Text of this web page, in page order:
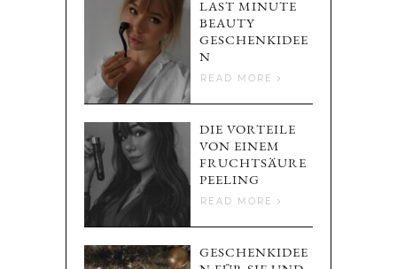
LAST MINUTE
BEAUTY
GESCHENKIDEE
N
READ MORE
DIE VORTEILE
VON EINEM
FRUCHTSÄURE
PEELING
READ MORE
GESCHENKIDEE